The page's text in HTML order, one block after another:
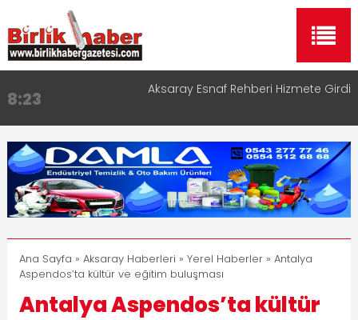
8:23 Aksaray Esnaf Rehberi Hizmete Girdi
11:30
Birlikhaber.com Yayın Hayatına Başladı | Hızlı ve
Akıllı Haber Platformu
13:33 Taşımacılıkta Dijital Devrim: Rota Sepetim
17:15
Aksaray OSB Bölge Müdürü Makam Koltuğunu
Çocuklara Bıraktı
16:00
Aksaray Esnaf Rehberi ile Google ve Yapay Zeka
Aramalarında Öne Çıkın
Ana Sayfa » Aksaray Haberleri » Yerel Haberler» Antalya
Aspendos’ta kültür ve eğitim buluşması
Antalya Aspendos’ta kültür